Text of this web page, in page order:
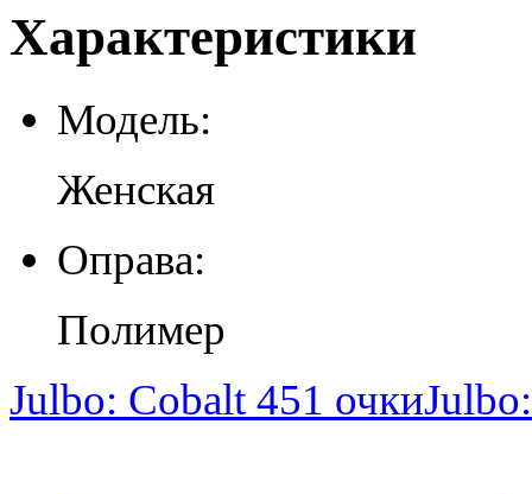
Характеристики
Модель:
Женская
Оправа:
Полимер
Julbo: Cobalt 451 очки